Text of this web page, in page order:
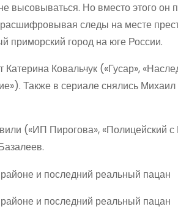
высовываться. Но вместо этого он
следы на месте
приморский город на юге России.
Ковальчук («Гусар»,
Также в сериале снялись
(«ИП Пирогова», «Полицейский